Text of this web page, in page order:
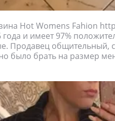
Hot Womens Fahion
года и имеет 97%
Продавец общительный,
было брать на размер